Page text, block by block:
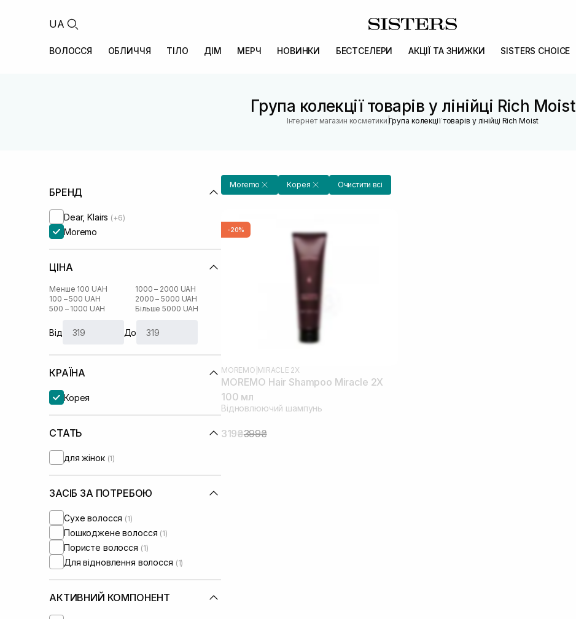
UA
ВОЛОССЯ ОБЛИЧЧЯ ТІЛО ДІМ МЕРЧ НОВИНКИ БЕСТСЕЛЕРИ АКЦІЇ ТА ЗНИЖКИ SISTERS CHOICE
Група колекції товарів у лінійці Rich Moist
Інтернет магазин косметики |Група колекції товарів у лінійці Rich Moist
БРЕНД
Dear, Klairs (+6)
Moremo
ЦІНА
Менше 100 UAH
100 – 500 UAH
500 – 1000 UAH
1000 – 2000 UAH
2000 – 5000 UAH
Більше 5000 UAH
Від До
КРАЇНА
Корея
СТАТЬ
для жінок (1)
ЗАСІБ ЗА ПОТРЕБОЮ
Сухе волосся (1)
Пошкоджене волосся (1)
Пористе волосся (1)
Для відновлення волосся (1)
АКТИВНИЙ КОМПОНЕНТ
Moremo Корея Очистити всі
-20%
MOREMO MIRACLE 2X
MOREMO Hair Shampoo Miracle 2X
100 мл
Відновлюючий шампунь
319₴399₴